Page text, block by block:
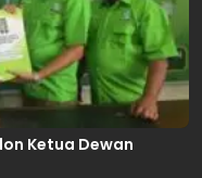
Ketua Dewan